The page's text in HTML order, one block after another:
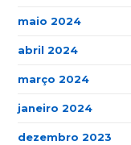
maio 2024
abril 2024
março 2024
janeiro 2024
dezembro 2023